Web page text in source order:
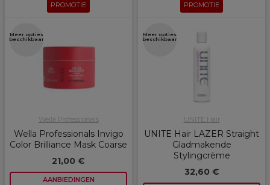
PROMOTIE
Meer opties
beschikbaar
Wella Professionals
Wella Professionals Invigo
Color Brilliance Mask Coarse
21,00 €
AANBIEDINGEN
PROMOTIE
Meer opties
beschikbaar
UNITE Hair
UNITE Hair LAZER Straight
Gladmakende
Stylingcrème
32,60 €